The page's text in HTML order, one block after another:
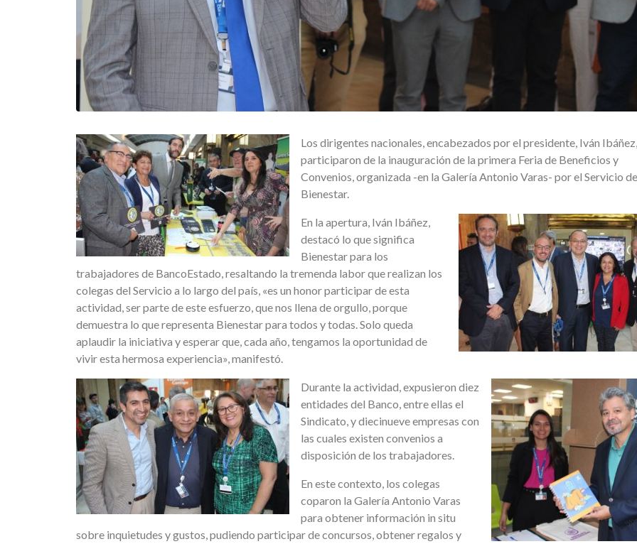
Los dirigentes nacionales, encabezados por el presidente, Iván Ibáñez,
participaron de la inauguración de la primera Feria de Beneficios y
Convenios, organizada -en la Galería Antonio Varas- por el Servicio de
Bienestar.
En la apertura, Iván Ibáñez,
destacó lo que significa
Bienestar para los
trabajadores de BancoEstado, resaltando la tremenda labor que realizan los
colegas del Servicio a lo largo del país, «es un honor participar de esta
actividad, ser parte de este esfuerzo, que nos llena de orgullo, porque
demuestra lo que representa Bienestar para todos y todas. Solo queda
aplaudir la iniciativa y esperar que, cada año, tengamos la oportunidad de
vivir esta hermosa experiencia», manifestó.
Durante la actividad, expusieron diez
entidades del Banco, entre ellas el
Sindicato, y diecinueve empresas con
las cuales existen convenios a
disposición de los trabajadores.
En este contexto, los colegas
coparon la Galería Antonio Varas
para obtener información in situ
sobre inquietudes y gustos, pudiendo participar de concursos, obtener regalos y